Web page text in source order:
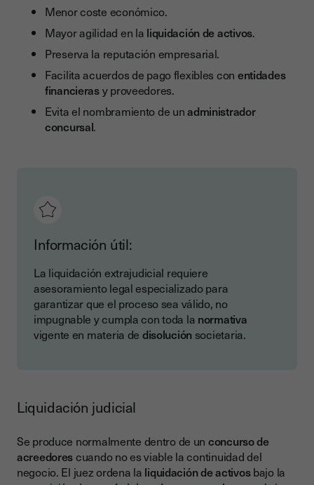
Menor coste económico.
Mayor agilidad en la liquidación de activos.
Preserva la reputación empresarial.
Facilita acuerdos de pago flexibles con entidades
financierasy proveedores.
Evita el nombramiento de unadministrador
concursal.
Información útil:
La liquidación extrajudicial requiere
asesoramiento legal especializado para
garantizar que el proceso sea válido, no
impugnable y cumpla con toda la normativa
vigente en materia de disolución societaria.
Liquidación judicial
Se produce normalmente dentro de un concurso de
acreedorescuando no es viable la continuidad del
negocio. El juez ordena la liquidación de activosbajo la